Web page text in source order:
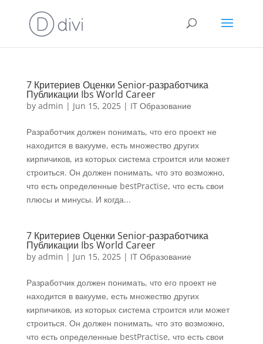
7 Критериев Оценки Senior-разработчика
Публикации Ibs World Career
by admin | Jun 15, 2025| IT Образование
Разработчик должен понимать, что его проект не
находится в вакууме, есть множество других
кирпичиков, из которых система строится или может
строиться. Он должен понимать, что это возможно,
что есть определенные bestPractise, что есть свои
плюсы и минусы. И когда...
7 Критериев Оценки Senior-разработчика
Публикации Ibs World Career
by admin | Jun 15, 2025| IT Образование
Разработчик должен понимать, что его проект не
находится в вакууме, есть множество других
кирпичиков, из которых система строится или может
строиться. Он должен понимать, что это возможно,
что есть определенные bestPractise, что есть свои